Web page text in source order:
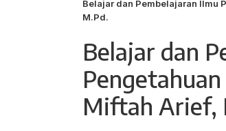
Belajar dan Pembelajaran Ilmu
M.Pd.
Belajar dan
Miftah Arief,